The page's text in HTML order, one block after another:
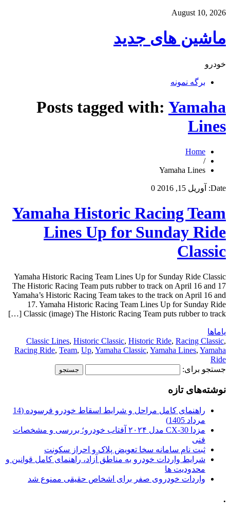
August 10, 2026
ماشین های جدید
خودرو
برگه نمونه
Posts tagged with: Yamaha
Lines
Home
/
Yamaha Lines
Date: آوریل 15, 2016 0
Yamaha Historic Racing Team
Lines Up for Sunday Ride
Classic
Yamaha Historic Racing Team Lines Up for Sunday Ride Classic
The Historic Racing Team puts rubber to track on April 16 and 17
Yamaha’s Historic Racing Team takes to the track on April 16 and
17. Yamaha Historic Racing Team Lines Up for Sunday Ride
Classic (image) The Historic Racing Team puts rubber to track […]
یاماها
Classic Lines, Historic Classic, Historic Ride, Racing Classic,
Racing Ride, Team, Up, Yamaha Classic, Yamaha Lines, Yamaha
Ride
جستجو برای:
نوشته‌های تازه
راهنمای کامل مراحل و شرایط اسقاط خودرو فرسوده (14
مرداد 1405)
مزدا CX-30 مدل ۲۰۲۴ آفتاب خودرو؛ بررسی و مشخصات
فنی
ثبت نام سامانه سخا تعویض پلاک و احراز سکونت
شرایط واردات خودرو به مناطق آزاد، راهنمای کامل قوانین و
محدودیت ها
واردات خودروی صفر برای اشخاص حقیقی ممنوع شد
.